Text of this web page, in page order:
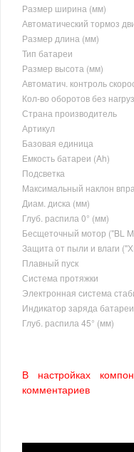
Размер ширина (мм)
Автоматический тормоз
Размер длина (мм)
Тип батареи
Размер высота (мм)
Автоматич. контроль
Кол-во оборотов без
Страна производитель
Артикул
Базовая единица
Емкость батареи (Ah)
Подсветка
Максимальный наклон
Диам. диска (мм)
Глуб. распила 0° (мм)
Бесщеточный мотор ("BL
Защита от пыли и влаги
Плавный пуск
Система протяжки
Электронная система
Индикатор заряда
Глуб. распила 45° (мм)
В настройках
комментариев